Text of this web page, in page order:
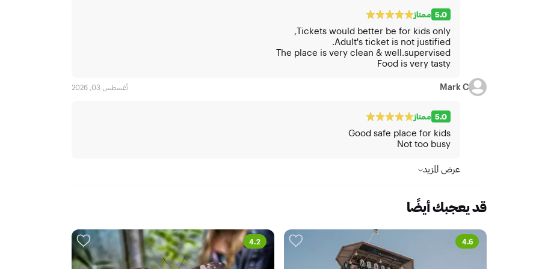
5.0 ممتاز
Tickets would better be for kids only,
Adult's ticket is not justified.
The place is very clean & well.supervised
Food is very tasty
Mark C أغسطس 03, 2026
5.0 ممتاز
Good safe place for kids
Not too busy
عرض المزيد
قد يعجبك أيضًا
4.6
4.2